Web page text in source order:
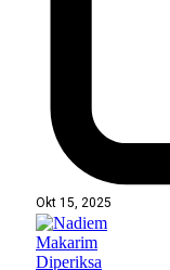
Okt 15, 2025